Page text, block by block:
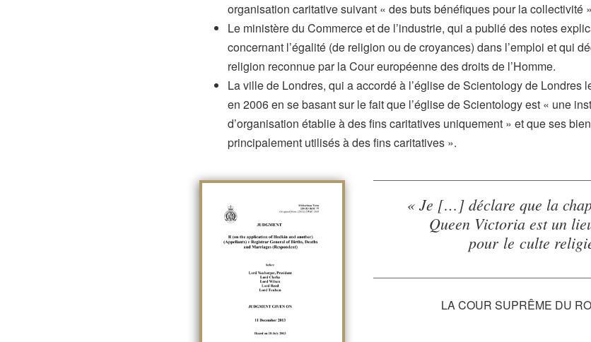
organisation caritative suivant « des buts bénéfiques pour la collectivité
Le ministère du Commerce et de l’industrie, qui a publié des notes
concernant l’égalité (de religion ou de croyances) dans l’emploi et qui
religion reconnue par la Cour européenne des droits de l’Homme.
La ville de Londres, qui a accordé à l’église de Scientology de Londres
en 2006 en se basant sur le fait que l’église de Scientology est « une
d’organisation établie à des fins caritatives uniquement » et que ses
principalement utilisés à des fins caritatives ».
« Je […] déclare que la
Queen Victoria est un
pour le culte
LA COUR SUPRÊME DU